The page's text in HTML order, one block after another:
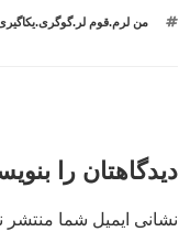
برچسب‌ها
من لرم.قوم
دیدگاهتان را
نشانی ایمیل شما منتشر